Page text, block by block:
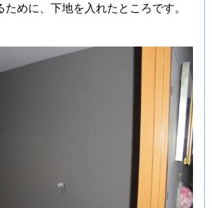
めに、下地を入れたところです。